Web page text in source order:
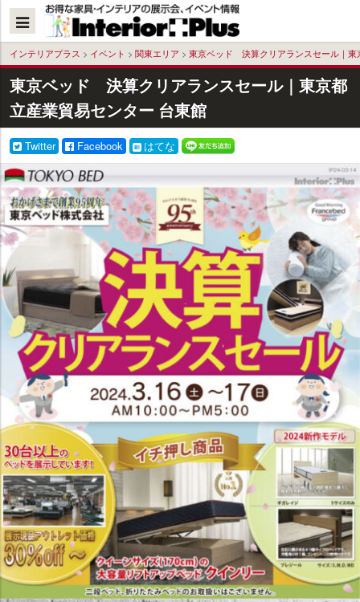
へ
インテリアプラス > イベント > 関東エリア > 東京ベッド 決算クリアランスセール｜東
東京ベッド 決算クリアランスセール｜東京都
立産業貿易センター 台東館
Twitter Facebook はてな